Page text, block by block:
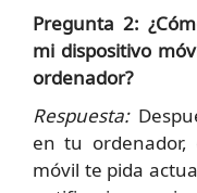
Pregunta 2:
mi dispositivo
ordenador?
Respuesta:
en tu ordenador,
móvil te pida